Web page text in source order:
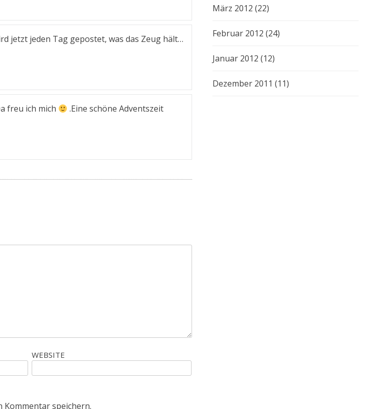
jetzt jeden Tag gepostet, was das Zeug hält…
freu ich mich
.Eine schöne Adventszeit
WEBSITE
Kommentar speichern.
März 2012 (22)
Februar 2012 (24)
Januar 2012 (12)
Dezember 2011 (11)